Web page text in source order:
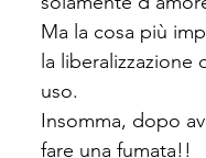
Ma la cosa più
la
uso.
Insomma, dopo
fare una fumata!!